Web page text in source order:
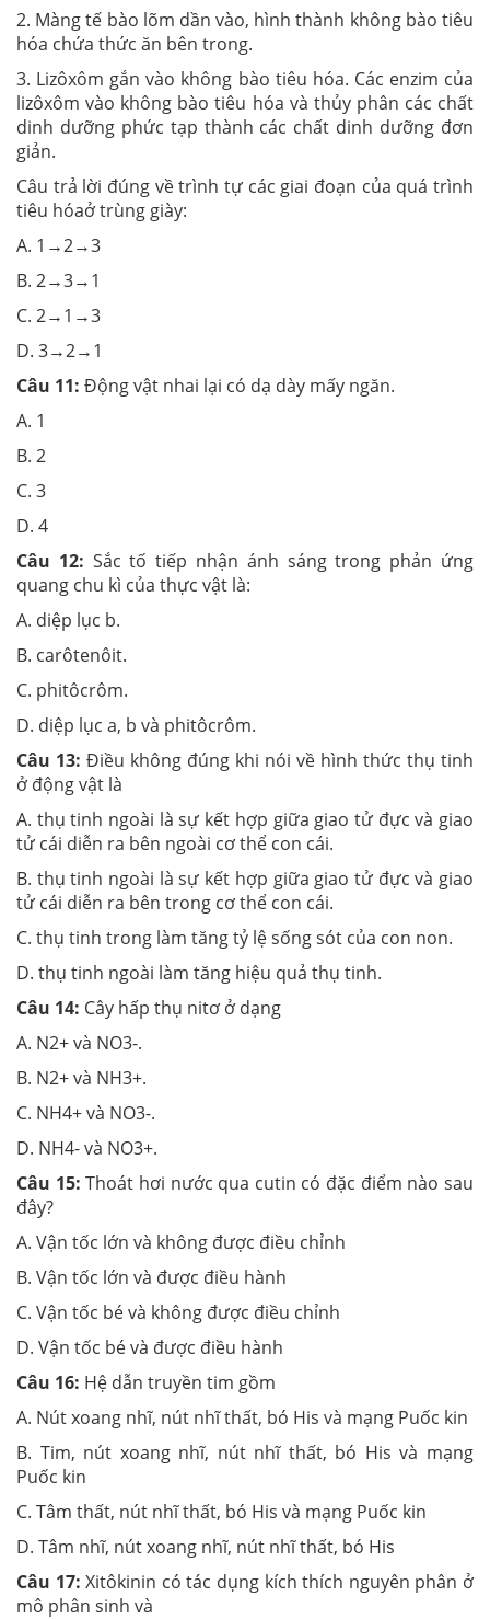
2. Màng tế bào lõm dần vào, hình thành không bào tiêu
hóa chứa thức ăn bên trong.
3. Lizôxôm gắn vào không bào tiêu hóa. Các enzim của
lizôxôm vào không bào tiêu hóa và thủy phân các chất
dinh dưỡng phức tạp thành các chất dinh dưỡng đơn
giản.
Câu trả lời đúng về trình tự các giai đoạn của quá trình
tiêu hóaở trùng giày:
A. 1→2→3
B. 2→3→1
C. 2→1→3
D. 3→2→1
Câu 11: Động vật nhai lại có dạ dày mấy ngăn.
A. 1
B. 2
C. 3
D. 4
Câu 12: Sắc tố tiếp nhận ánh sáng trong phản ứng
quang chu kì của thực vật là:
A. diệp lục b.
B. carôtenôit.
C. phitôcrôm.
D. diệp lục a, b và phitôcrôm.
Câu 13: Điều không đúng khi nói về hình thức thụ tinh
ở động vật là
A. thụ tinh ngoài là sự kết hợp giữa giao tử đực và giao
tử cái diễn ra bên ngoài cơ thể con cái.
B. thụ tinh ngoài là sự kết hợp giữa giao tử đực và giao
tử cái diễn ra bên trong cơ thể con cái.
C. thụ tinh trong làm tăng tỷ lệ sống sót của con non.
D. thụ tinh ngoài làm tăng hiệu quả thụ tinh.
Câu 14: Cây hấp thụ nitơ ở dạng
A. N2+ và NO3-.
B. N2+ và NH3+.
C. NH4+ và NO3-.
D. NH4- và NO3+.
Câu 15:Thoát hơi nước qua cutin có đặc điểm nào sau
đây?
A. Vận tốc lớn và không được điều chỉnh
B. Vận tốc lớn và được điều hành
C. Vận tốc bé và không được điều chỉnh
D. Vận tốc bé và được điều hành
Câu 16: Hệ dẫn truyền tim gồm
A. Nút xoang nhĩ, nút nhĩ thất, bó His và mạng Puốc kin
B. Tim, nút xoang nhĩ, nút nhĩ thất, bó His và mạng
Puốc kin
C. Tâm thất, nút nhĩ thất, bó His và mạng Puốc kin
D. Tâm nhĩ, nút xoang nhĩ, nút nhĩ thất, bó His
Câu 17: Xitôkinin có tác dụng kích thích nguyên phân ở
mô phân sinh và